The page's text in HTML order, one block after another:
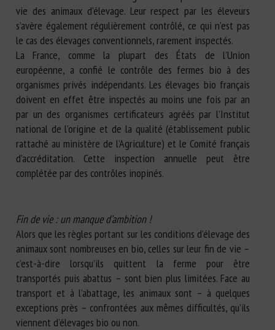
vie des animaux d’élevage. Leur respect par les éleveurs
s’avère également régulièrement contrôlé, ce qui n’est pas
le cas des élevages conventionnels, rarement inspectés.
La France, comme la plupart des États de l’Union
européenne, a confié le contrôle des fermes bio à des
organismes privés indépendants. Les élevages bio français
doivent en effet être inspectés au moins une fois par an
par un des organismes certificateurs agréés par l’Institut
national de l’origine et de la qualité (établissement public
rattaché au ministère de l’Agriculture) et le Comité français
d’accréditation. Cette inspection annuelle peut être
complétée par des contrôles inopinés.
Fin de vie : un manque d’ambition !
Alors que les règles portant sur les conditions d’élevage des
animaux sont nombreuses en bio, celles sur leur fin de vie –
c’est-à-dire lorsqu’ils quittent la ferme pour être
transportés puis abattus – sont bien plus limitées. Face au
transport et à l’abattage, les animaux sont – à quelques
exceptions près – confrontées aux mêmes difficultés, qu’ils
viennent d’élevages bio ou non.